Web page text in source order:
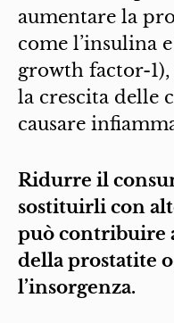
aumentare la
come l’insulina
growth factor-
la crescita delle
causare
Ridurre il
sostituirli con
può contribuire
della prostatite
l’insorgenza.